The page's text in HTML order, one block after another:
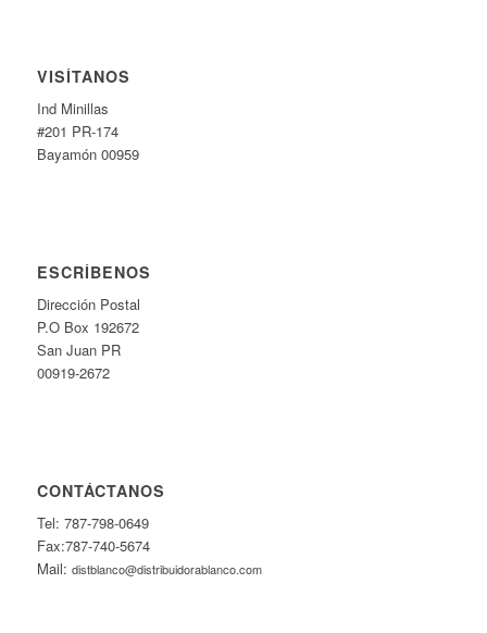
VISÍTANOS
Ind Minillas
#201 PR-174
Bayamón 00959
ESCRÍBENOS
Dirección Postal
P.O Box 192672
San Juan PR
00919-2672
CONTÁCTANOS
Tel: 787-798-0649
Fax:787-740-5674
Mail: distblanco@distribuidorablanco.com